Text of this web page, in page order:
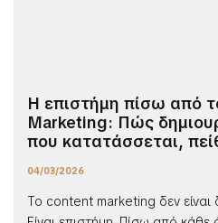
Η επιστήμη πίσω από
Marketing: Πώς
που κατατάσσεται,
04/03/2026
Το content marketing δεν είναι